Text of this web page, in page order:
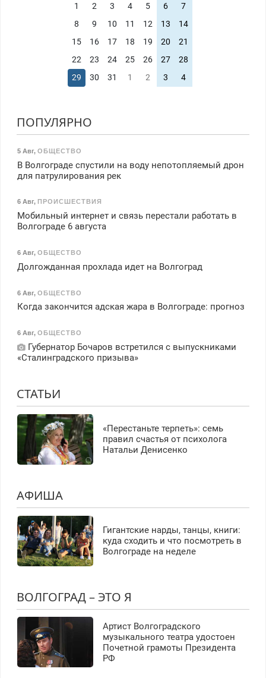
1 2 3 4 5 6
7
8
9 10 11 12 13
14
15
16 17 18 19 20
21
22
23 24 25 26 27
28
29
30 31 1 2 3 4
ПОПУЛЯРНО
5 Авг, ОБЩЕСТВО
В Волгограде спустили на воду непотопляемый дрон
для патрулирования рек
6 Авг, ПРОИСШЕСТВИЯ
Мобильный интернет и связь перестали работать в
Волгограде 6 августа
6 Авг, ОБЩЕСТВО
Долгожданная прохлада идет на Волгоград
6 Авг, ОБЩЕСТВО
Когда закончится адская жара в Волгограде: прогноз
6 Авг, ОБЩЕСТВО
Губернатор Бочаров встретился с выпускниками
«Сталинградского призыва»
СТАТЬИ
«Перестаньте терпеть»: семь
правил счастья от психолога
Натальи Денисенко
АФИША
Гигантские нарды, танцы, книги:
куда сходить и что посмотреть в
Волгограде на неделе
ВОЛГОГРАД – ЭТО Я
Артист Волгоградского
музыкального театра удостоен
Почетной грамоты Президента
РФ